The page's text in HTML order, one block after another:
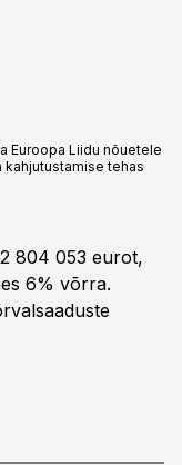
Euroopa Liidu nõuetele
tehas
804 053 eurot,
6% võrra.